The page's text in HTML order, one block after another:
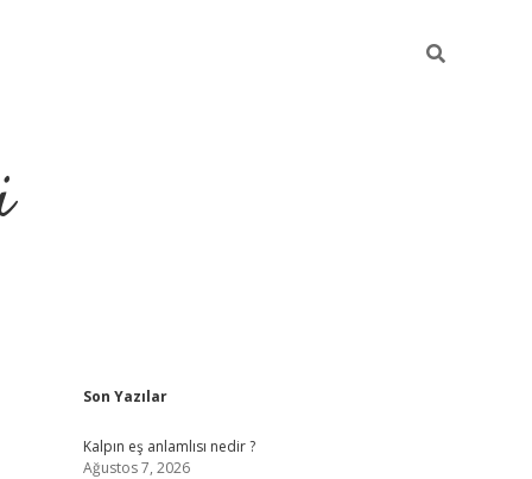
Sidebar
Son Yazılar
Kalpın eş anlamlısı nedir ?
Ağustos 7, 2026